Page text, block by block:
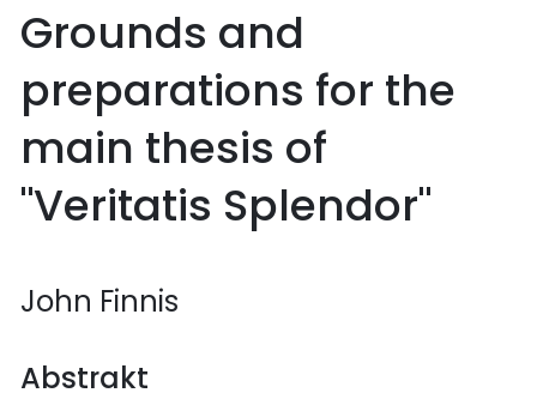
Grounds and
preparations for the
main thesis of
"Veritatis Splendor"
John Finnis
Abstrakt